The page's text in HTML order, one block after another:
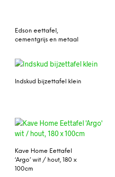
Edson eettafel,
cementgrijs en metaal
Indskud bijzettafel klein
Kave Home Eettafel
‘Argo’ wit / hout, 180 x
100cm